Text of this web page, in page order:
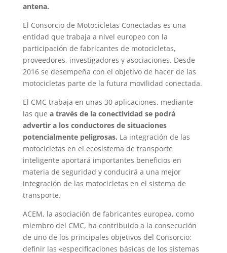
antena.
El Consorcio de Motocicletas Conectadas es una
entidad que trabaja a nivel europeo con la
participación de fabricantes de motocicletas,
proveedores, investigadores y asociaciones. Desde
2016 se desempeña con el objetivo de hacer de las
motocicletas parte de la futura movilidad conectada.
El CMC trabaja en unas 30 aplicaciones, mediante
las que a través de la conectividad se podrá
advertir a los conductores de situaciones
potencialmente peligrosas. La integración de las
motocicletas en el ecosistema de transporte
inteligente aportará importantes beneficios en
materia de seguridad y conducirá a una mejor
integración de las motocicletas en el sistema de
transporte.
ACEM, la asociación de fabricantes europea, como
miembro del CMC, ha contribuido a la consecución
de uno de los principales objetivos del Consorcio:
definir las «especificaciones básicas de los sistemas